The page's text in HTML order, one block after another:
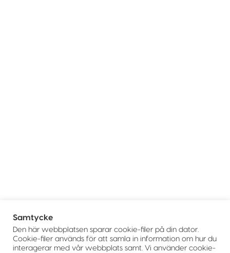
Samtycke
Den här webbplatsen sparar cookie-filer på din dator.
Cookie-filer används för att samla in information om hur du
interagerar med vår webbplats samt. Vi använder cookie-